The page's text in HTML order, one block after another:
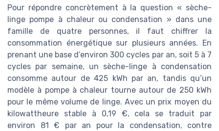
Pour répondre concrètement à la question « sèche-
linge pompe à chaleur ou condensation » dans une
famille de quatre personnes, il faut chiffrer la
consommation énergétique sur plusieurs années. En
prenant une base d’environ 300 cycles par an, soit 5 à 7
cycles par semaine, un sèche-linge à condensation
consomme autour de 425 kWh par an, tandis qu’un
modèle à pompe à chaleur tourne autour de 250 kWh
pour le même volume de linge. Avec un prix moyen du
kilowattheure stable à 0,19 €, cela se traduit par
environ 81 € par an pour la condensation, contre